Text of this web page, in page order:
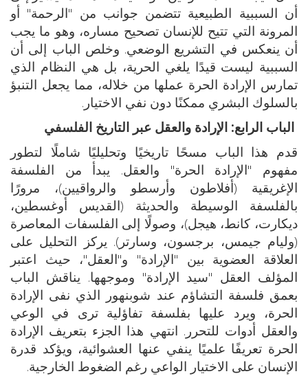
أن السببية الطبيعية تتضمن جوانب من "الرحمة" أو
المرونة التي تتيح للإنسان تصحيح مساره، وهو ما يجب
أن ينعكس في التشريع الوضعي. وخلص الباب إلى أن
السببية ليست قيدًا يلغي الحرية، بل هي النظام الذي
تمارس الإرادة الحرة عملها من خلاله، مما يجعل التنبؤ
بالسلوك البشري ممكنًا دون نفي الاختيار.
الباب الرابع: الإرادة والعقل عبر التاريخ الفلسفي
قدم هذا الباب مسحًا تاريخيًا وتحليليًا شاملًا لتطور
مفهوم "الإرادة الحرة" والعقل. يبدأ من الفلسفة
الإغريقية (أفلاطون وأرسطو والرواقيين)، مرورًا
بالفلسفة الوسيطة والحديثة (القديس أوغسطين،
ديكارت، كانط، هيجل)، وصولًا إلى الفلسفات المعاصرة
(وليام جيمس، برجسون، وسارتر). يركز التحليل على
العلاقة العضوية بين "الإرادة" و"العقل"، حيث اعتبر
المؤلف العقل "سيد الإرادة" وموجهها. يناقش الباب
بعمق فلسفة التشاؤم عند شوبنهور الذي نفى الإرادة
الحرة، ويرد عليها بفلسفة تفاؤلية ترى في الوعي
والعقل أدوات للتحرر. انتهي هذا الجزء بتعريف الإرادة
الحرة تعريفًا علميًا ينفي عنها العشوائية، ويؤكد قدرة
الإنسان على الاختيار الواعي رغم الضغوط الخارجية.